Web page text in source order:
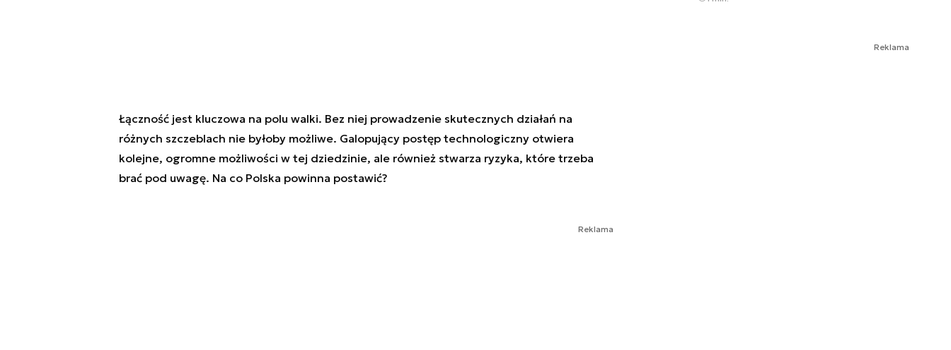
Łączność jest kluczowa na polu walki. Bez niej prowadzenie skutecznych działań na
różnych szczeblach nie byłoby możliwe. Galopujący postęp technologiczny otwiera
kolejne, ogromne możliwości w tej dziedzinie, ale również stwarza ryzyka, które trzeba
brać pod uwagę. Na co Polska powinna postawić?
Reklama
Reklama